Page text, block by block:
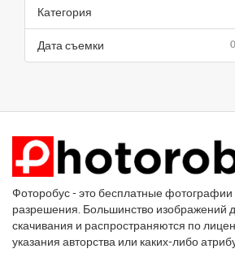
Категория
Дата съемки
Фоторобус - это бесплатные фотографии
разрешения. Большинство изображений
скачивания и распространяются по
указания авторства или каких-либо